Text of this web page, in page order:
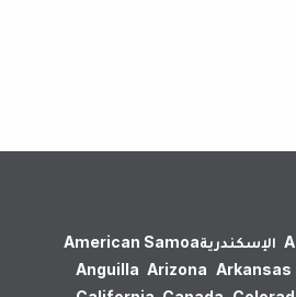
الإسكندرية‎American Samoa
Anguilla Arizona Arkansas